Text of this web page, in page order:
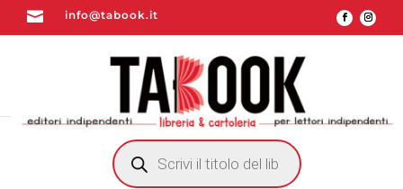
 info@tabook.it
RICERCA
PRODOTTI